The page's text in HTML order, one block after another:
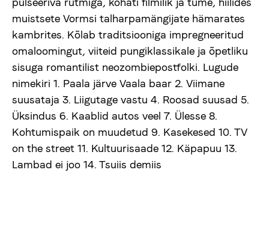
Donate
vaegnagijale
Est Eng
muistsete Vormsi talharpamängijate hämarates
kambrites. Kõlab traditsiooniga impregneeritud
omaloomingut, viiteid pungiklassikale ja õpetliku
sisuga romantilist neozombiepostfolki. Lugude
nimekiri 1. Paala järve Vaala baar 2. Viimane
suusataja 3. Liigutage vastu 4. Roosad suusad 5.
Üksindus 6. Kaablid autos veel 7. Ülesse 8.
Kohtumispaik on muudetud 9. Kasekesed 10. TV
on the street 11. Kultuurisaade 12. Käpapuu 13.
Lambad ei joo 14. Tsuiis demiis